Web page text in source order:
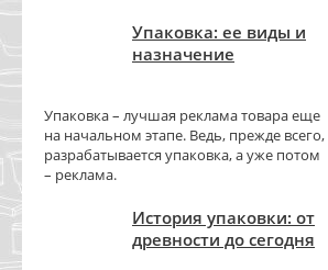
Упаковка: ее виды и
назначение
Упаковка – лучшая реклама товара еще
на начальном этапе. Ведь, прежде всего,
разрабатывается упаковка, а уже потом
– реклама.
История упаковки: от
древности до сегодня